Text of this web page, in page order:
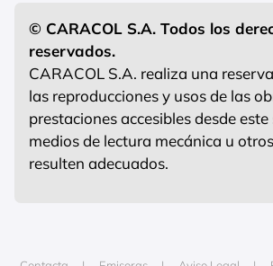
© CARACOL S.A. Todos los
reservados.
CARACOL S.A. realiza una
las reproducciones y usos de las
prestaciones accesibles desde
medios de lectura mecánica u
resulten adecuados.